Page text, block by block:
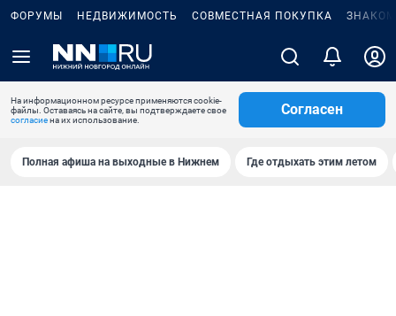
ФОРУМЫ НЕДВИЖИМОСТЬ СОВМЕСТНАЯ ПОКУПКА
На информационном ресурсе применяются cookie-
файлы. Оставаясь на сайте, вы подтверждаете свое
согласиена их использование.
Согласен
Полная афиша на выходные в Нижнем Где отдыхать этим летом